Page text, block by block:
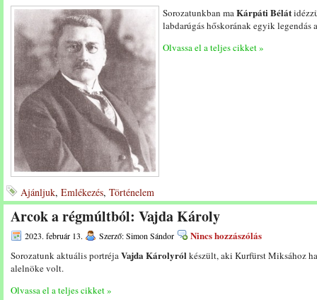
Sorozatunkban maKárpáti Bélát
labdarúgás hőskorának egyik legendás
Olvassa el a teljes cikket »
Ajánljuk, Emlékezés, Történelem
Arcok a régmúltból: Vajda Károly
2023. február 13. Szerző: Simon Sándor Nincs hozzászólás
Sorozatunk aktuális portréjaVajda Károlyrólkészült, aki Kurfürst Miksához
alelnöke volt.
Olvassa el a teljes cikket »